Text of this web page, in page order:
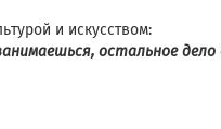
и искусством:
остальное